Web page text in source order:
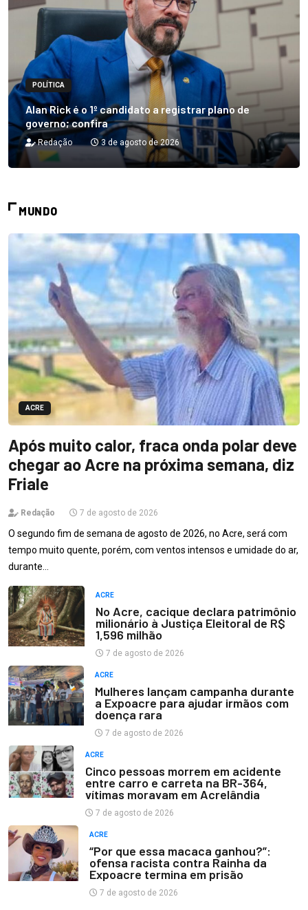
POLÍTICA
Alan Rick é o 1º candidato a registrar plano de
governo; confira
Redação 3 de agosto de 2026
MUNDO
ACRE
Após muito calor, fraca onda polar deve
chegar ao Acre na próxima semana, diz
Friale
Redação 7 de agosto de 2026
O segundo fim de semana de agosto de 2026, no Acre, será com
tempo muito quente, porém, com ventos intensos e umidade do ar,
durante…
ACRE
No Acre, cacique declara patrimônio
milionário à Justiça Eleitoral de R$
1,596 milhão
7 de agosto de 2026
ACRE
Mulheres lançam campanha durante
a Expoacre para ajudar irmãos com
doença rara
7 de agosto de 2026
ACRE
Cinco pessoas morrem em acidente
entre carro e carreta na BR-364,
vítimas moravam em Acrelândia
7 de agosto de 2026
ACRE
“Por que essa macaca ganhou?”:
ofensa racista contra Rainha da
Expoacre termina em prisão
7 de agosto de 2026